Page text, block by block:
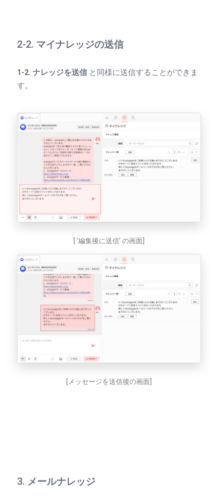
2-2. マイナレッジの送信
1-2. ナレッジを送信 と同様に送信することができま
す。
[ ’編集後に送信’ の画面]
[メッセージを送信後の画面]
3. メールナレッジ